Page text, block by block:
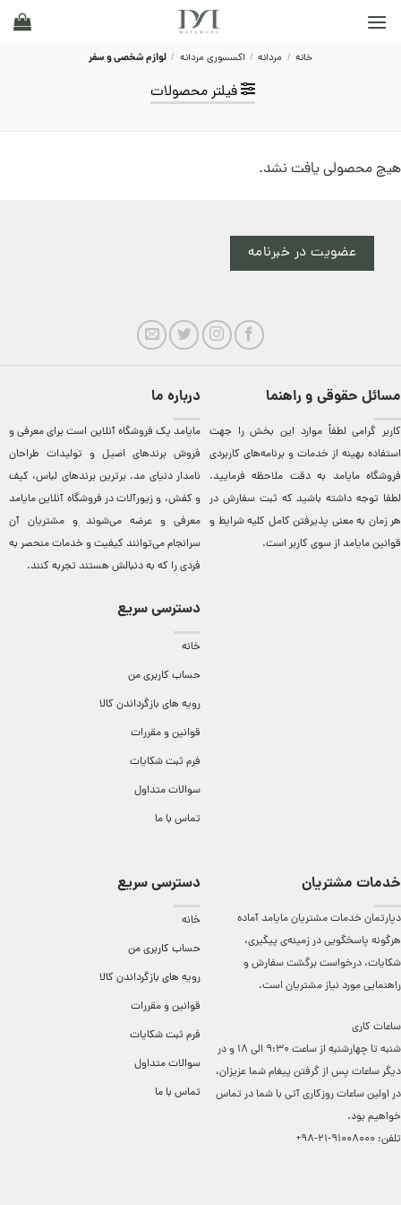
خانه / مردانه / اکسسوری مردانه / لوازم شخصی و سفر
فیلتر محصولات
هیچ محصولی یافت نشد.
عضویت در خبرنامه
مسائل حقوقی و راهنما
کاربر گرامی لطفاً موارد این بخش را جهت
استفاده بهینه از خدمات و برنامه‌‏های کاربردی
فروشگاه مایامد به دقت ملاحظه فرمایید.
لطفا توجه داشته باشید که ثبت سفارش در
هر زمان به معنی پذیرفتن کامل کلیهشرایط و
قوانین مایامداز سوی کاربر است.
درباره ما
مایامد يک فروشگاه آنلاين است برای معرفی و
فروش برندهای اصيل و توليدات طراحان
نامدار دنيای مد. برترين‌ برندهای لباس، کيف
و کفش، و زيورآلات در فروشگاه آنلاين مایامد
معرفی و عرضه می‌شوند و مشتريان آن
سرانجام می‌توانند کيفيت و خدمات منحصر به
فردی را که به دنبالش هستند تجربه کنند.
دسترسی سریع
خانه
حساب کاربری من
رویه های بازگرداندن کالا
قوانین و مقررات
فرم ثبت شکایات
سوالات متداول
تماس با ما
خدمات مشتریان
دپارتمان خدمات مشتریان مایامد آماده
هرگونه پاسخگویی در زمینه‌ی پیگیری،
شکایات، درخواست برگشت سفارش و
راهنمایی مورد نیاز مشتریان است.
ساعات کاری
شنبه تا چهارشنبه از ساعت 9:30 الی 18 و در
دیگر ساعات ‌پس از گرفتن پیغام شما عزیزان،
در اولین ساعات روزکاری آتی با شما در تماس
خواهیم بود.
تلفن: 91008000-21-98+
دسترسی سریع
خانه
حساب کاربری من
رویه های بازگرداندن کالا
قوانین و مقررات
فرم ثبت شکایات
سوالات متداول
تماس با ما